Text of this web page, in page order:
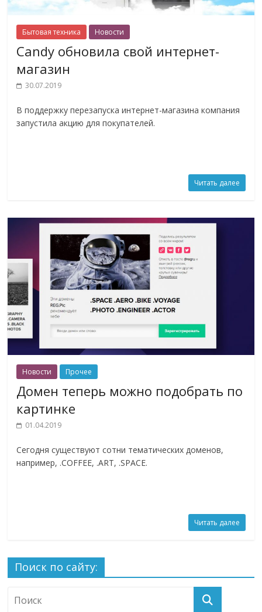
Бытовая техника Новости
Candy обновила свой интернет-
магазин
30.07.2019
В поддержку перезапуска интернет-магазина компания
запустила акцию для покупателей.
Читать далее
Новости Прочее
Домен теперь можно подобрать по
картинке
01.04.2019
Сегодня существуют сотни тематических доменов,
например, .COFFEE, .ART, .SPACE.
Читать далее
Поиск по сайту: